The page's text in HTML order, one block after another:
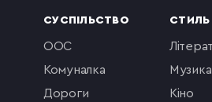
СУСПІЛЬСТВО
ООС
комуналка
Дороги
музика
кіно